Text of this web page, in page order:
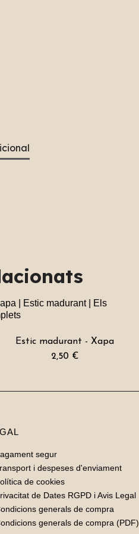
Estic madurant - Xapa
2,50 €
segur
i despeses d'enviament
de cookies
de Dates RGPD i Avis Legal
generals de compra
generals de compra (PDF)